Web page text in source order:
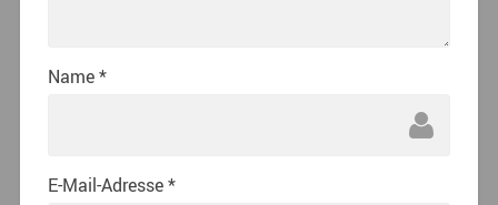
Name*
E-Mail-Adresse*